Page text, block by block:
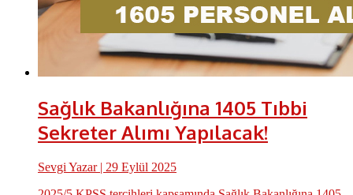
Sağlık Bakanlığına 1405 Tıbbi
Sekreter Alımı Yapılacak!
Sevgi Yazar| 29 Eylül 2025